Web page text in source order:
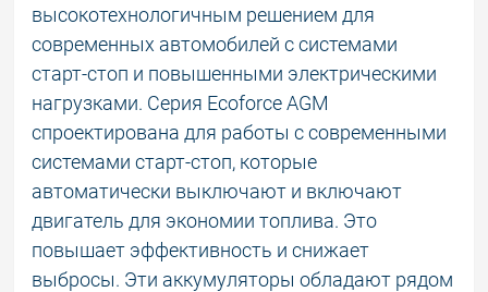
высокотехнологичным решением для
современных автомобилей с системами
старт-стоп и повышенными электрическими
нагрузками. Серия Ecoforce AGM
спроектирована для работы с современными
системами старт-стоп, которые
автоматически выключают и включают
двигатель для экономии топлива. Это
повышает эффективность и снижает
выбросы. Эти аккумуляторы обладают рядом